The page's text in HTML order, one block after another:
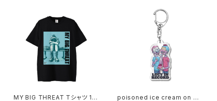
MY BIG THREAT Tシャツ 101 poisoned ice cream on my